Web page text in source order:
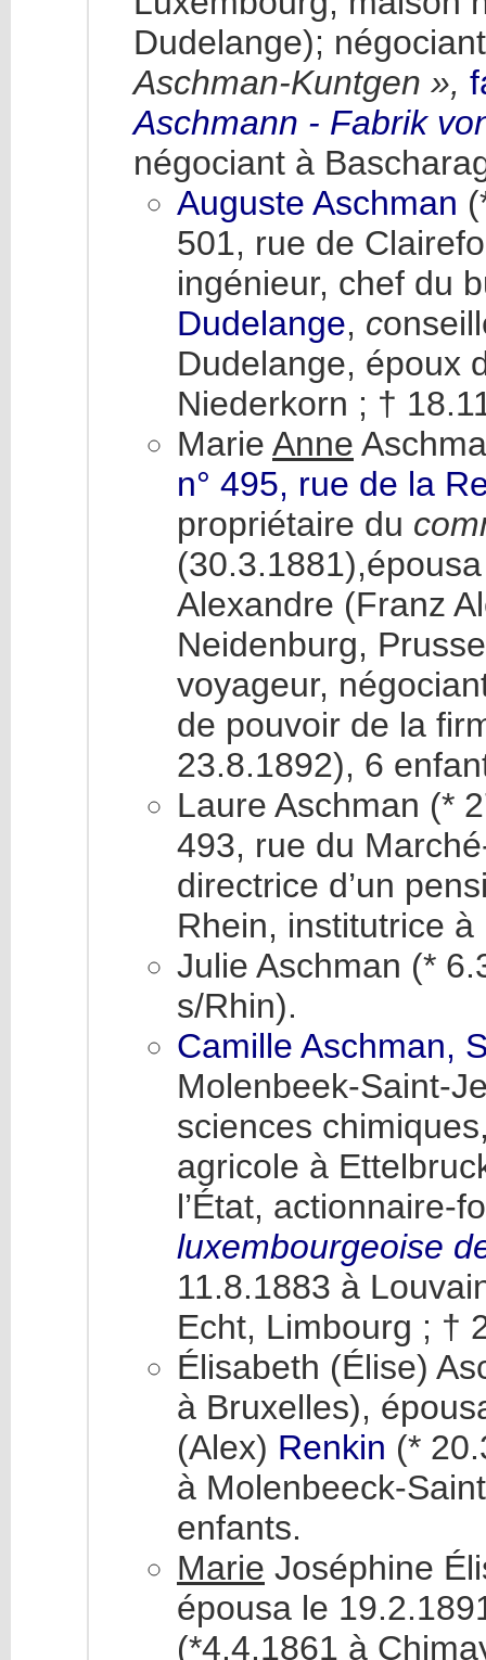
Dudelange);
Aschman-Kuntgen »,
Aschmann - Fabrik
négociant à
Auguste Aschman
501, rue de
ingénieur, chef du
Dudelange, c
Dudelange, époux
Niederkorn ; †
Marie Anne
n° 495, rue de la
propriétaire du
Alexandre (Franz
Neidenburg,
voyageur,
de pouvoir de la
23.8.1892), 6
Laure Aschman (*
493, rue du
directrice d’un
Rhein, institutrice à
Julie Aschman (*
s/Rhin).
Camille Aschman,
Molenbeek-Saint-
sciences
agricole à
l’État, actionnaire-
luxembourgeoise
11.8.1883 à
Echt, Limbourg ; †
Élisabeth (Élise)
à Bruxelles),
(Alex) Renkin (*
à Molenbeeck-
enfants.
Marie Joséphine
épousa le
(*4.4.1861 à